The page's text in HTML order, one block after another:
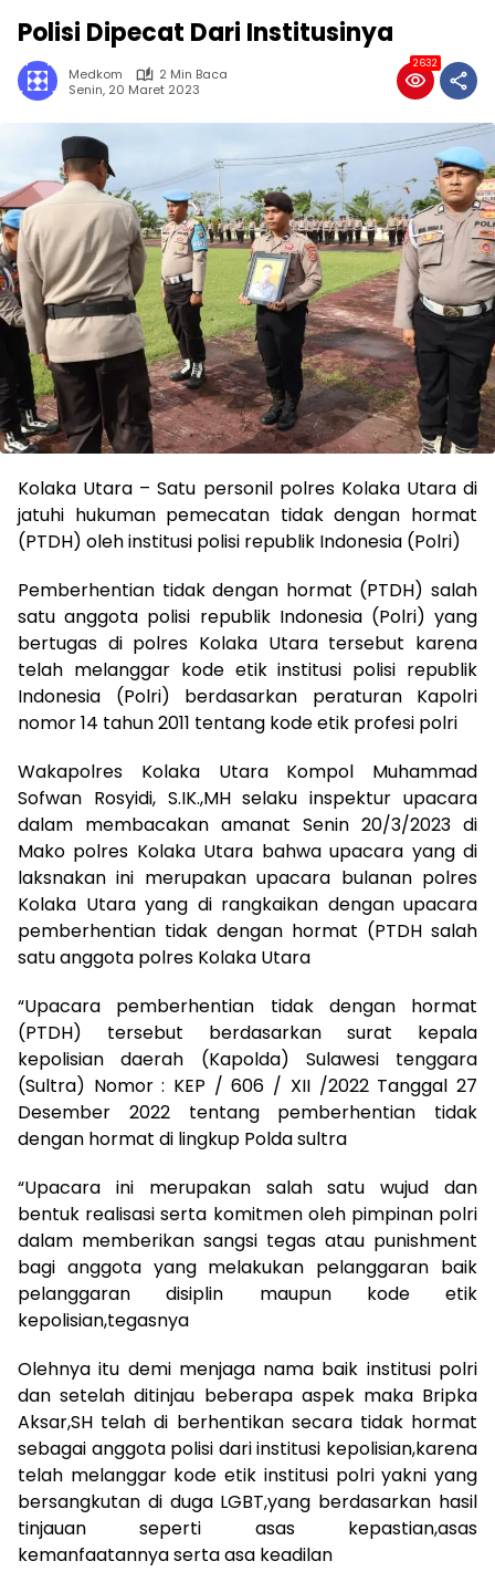
Polisi Dipecat Dari Institusinya
Medkom
2 Min Baca
Senin, 20 Maret 2023
2632
Kolaka Utara – Satu personil polres Kolaka Utara di
jatuhi hukuman pemecatan tidak dengan hormat
(PTDH) oleh institusi polisi republik Indonesia (Polri)
Pemberhentian tidak dengan hormat (PTDH) salah
satu anggota polisi republik Indonesia (Polri) yang
bertugas di polres Kolaka Utara tersebut karena
telah melanggar kode etik institusi polisi republik
Indonesia (Polri) berdasarkan peraturan Kapolri
nomor 14 tahun 2011 tentang kode etik profesi polri
Wakapolres Kolaka Utara Kompol Muhammad
Sofwan Rosyidi, S.IK.,MH selaku inspektur upacara
dalam membacakan amanat Senin 20/3/2023 di
Mako polres Kolaka Utara bahwa upacara yang di
laksnakan ini merupakan upacara bulanan polres
Kolaka Utara yang di rangkaikan dengan upacara
pemberhentian tidak dengan hormat (PTDH salah
satu anggota polres Kolaka Utara
“Upacara pemberhentian tidak dengan hormat
(PTDH) tersebut berdasarkan surat kepala
kepolisian daerah (Kapolda) Sulawesi tenggara
(Sultra) Nomor : KEP / 606 / XII /2022 Tanggal 27
Desember 2022 tentang pemberhentian tidak
dengan hormat di lingkup Polda sultra
“Upacara ini merupakan salah satu wujud dan
bentuk realisasi serta komitmen oleh pimpinan polri
dalam memberikan sangsi tegas atau punishment
bagi anggota yang melakukan pelanggaran baik
pelanggaran disiplin maupun kode etik
kepolisian,tegasnya
Olehnya itu demi menjaga nama baik institusi polri
dan setelah ditinjau beberapa aspek maka Bripka
Aksar,SH telah di berhentikan secara tidak hormat
sebagai anggota polisi dari institusi kepolisian,karena
telah melanggar kode etik institusi polri yakni yang
bersangkutan di duga LGBT,yang berdasarkan hasil
tinjauan seperti asas kepastian,asas
kemanfaatannya serta asa keadilan